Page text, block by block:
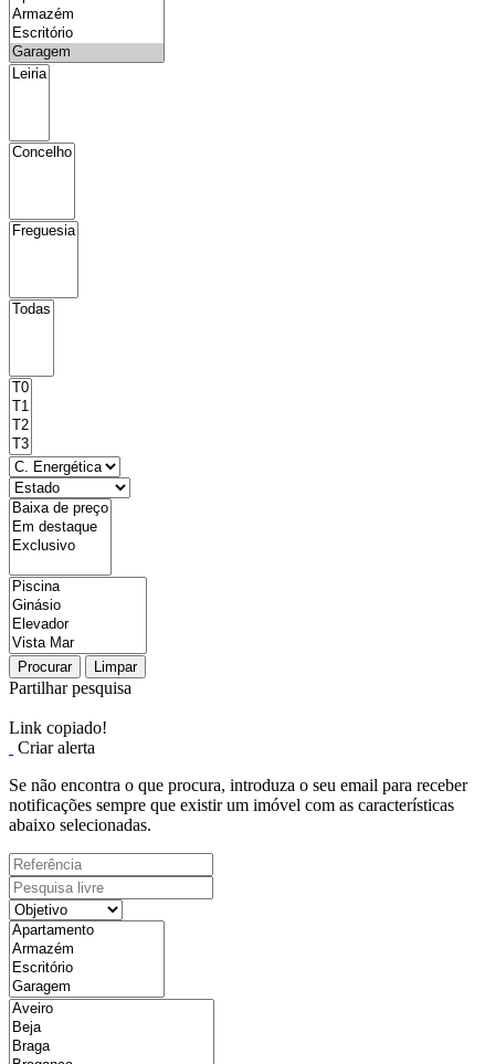
Procurar Limpar
Partilhar pesquisa
Link copiado!
Criar alerta
Se não encontra o que procura, introduza o seu email para receber
notificações sempre que existir um imóvel com as características
abaixo selecionadas.